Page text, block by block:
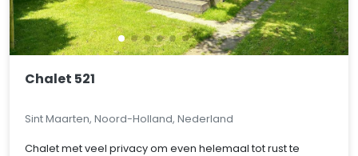
Chalet 521
Sint Maarten, Noord-Holland, Nederland
Chalet met veel privacy om even helemaal tot rust te